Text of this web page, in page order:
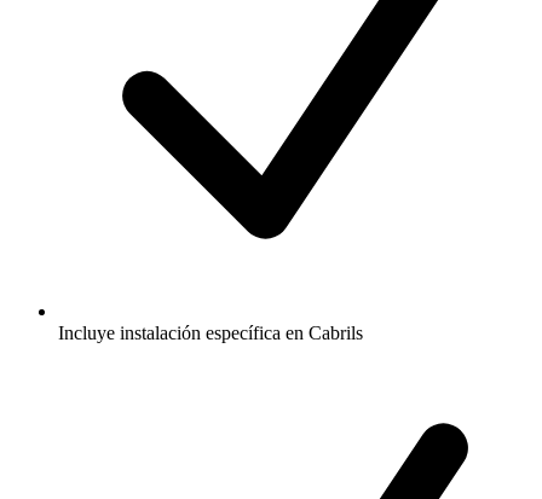
Incluye instalación específica en Cabrils